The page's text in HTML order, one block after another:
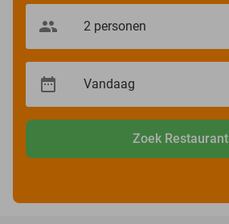
Zoek Restaurant